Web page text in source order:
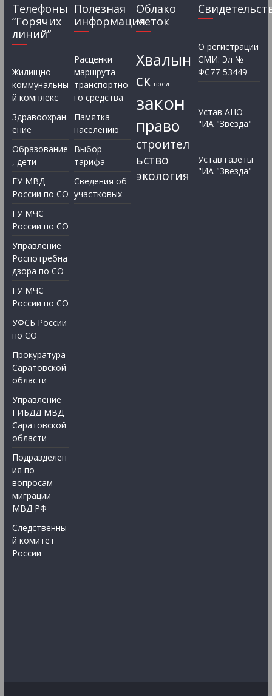
Телефоны
“Горячих
линий”
Жилищно-
коммунальны
й комплекс
Здравоохран
ение
Образование
, дети
ГУ МВД
России по СО
ГУ МЧС
России по СО
Управление
Роспотребна
дзора по СО
ГУ МЧС
России по СО
УФСБ России
по СО
Прокуратура
Саратовской
области
Управление
ГИБДД МВД
Саратовской
области
Подразделен
ия по
вопросам
миграции
МВД РФ
Следственны
й комитет
России
Полезная
информация
Расценки
маршрута
транспортно
го средства
Памятка
населению
Выбор
тарифа
Сведения об
участковых
Облако
меток
Хвалын
ск вред
закон
право
строител
ьство
экология
О регистрации
СМИ: Эл №
ФС77-53449
Устав АНО
"ИА "Звезда"
Устав газеты
"ИА "Звезда"